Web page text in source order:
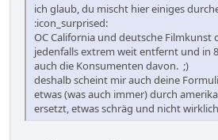
ich glaub, du mischt hier einiges
:icon_surprised:
OC California und deutsche Filmkunst
jedenfalls extrem weit entfernt und in
auch die Konsumenten davon. ;)
deshalb scheint mir auch deine
etwas (was auch immer) durch
ersetzt, etwas schräg und nicht